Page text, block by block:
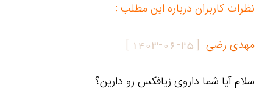
نظرات کاربران درباره این مطلب :
مهدی رضی 1403-06-25
سلام آیا شما داروی زیافکس رو دارين؟